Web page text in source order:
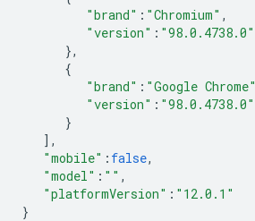
"brand" : "Chromium" ,
"version" : "98.0.4738.0"
},
{
"brand" : "Google Chrome"
"version" : "98.0.4738.0"
}
],
"mobile" : false,
"model" : "" ,
"platformVersion" : "12.0.1"
}